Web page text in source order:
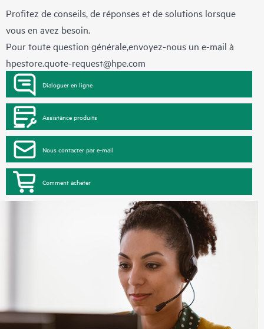
Profitez de conseils, de réponses et de solutions lorsque
vous en avez besoin.
Pour toute question générale,envoyez-nous un e-mail à
hpestore.quote-request@hpe.com
Dialoguer en ligne
Assistance produits
Nous contacter par e-mail
Comment acheter